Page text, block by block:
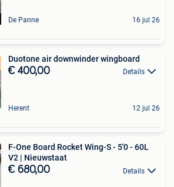
De Panne 16 jul 26
Duotone air downwinder wingboard
€ 400,00 Details
Herent 12 jul 26
F-One Board Rocket Wing-S - 5'0 - 60L
V2 | Nieuwstaat
€ 680,00 Details